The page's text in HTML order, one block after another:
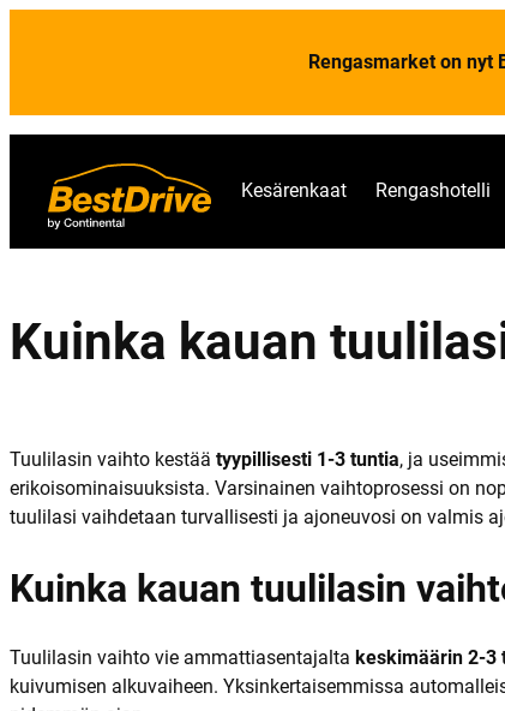
Rengasmarket on nyt
Kesärenkaat Rengashotelli
Kuinka kauan
Tuulilasin vaihto kestää tyypillisesti 1-3 tuntia, ja
erikoisominaisuuksista. Varsinainen vaihtoprosessi on
tuulilasi vaihdetaan turvallisesti ja ajoneuvosi on valmis
Kuinka kauan tuulilasin
Tuulilasin vaihto vie ammattiasentajalta keskimäärin 2-3
kuivumisen alkuvaiheen. Yksinkertaisemmissa